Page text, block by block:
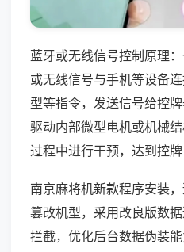
蓝牙或无线信号控制原理
或无线信号与手机等设备
型等指令，发送信号给控
驱动内部微型电机或机械
过程中进行干预，达到控牌
南京麻将机新款程序安装
篡改机型，采用改良版数
拦截，优化后台数据伪装